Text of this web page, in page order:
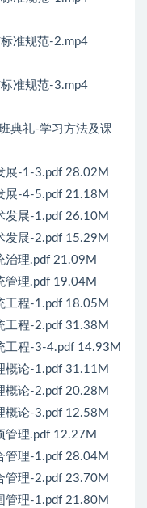
准规范-2.mp4
准规范-3.mp4
典礼-学习方法及课
展-1-3.pdf 28.02M
展-4-5.pdf 21.18M
发展-1.pdf 26.10M
发展-2.pdf 15.29M
治理.pdf 21.09M
管理.pdf 19.04M
工程-1.pdf 18.05M
工程-2.pdf 31.38M
工程-3-4.pdf 14.93M
概论-1.pdf 31.11M
概论-2.pdf 20.28M
概论-3.pdf 12.58M
管理.pdf 12.27M
管理-1.pdf 28.04M
管理-2.pdf 23.70M
管理-1.pdf 21.80M